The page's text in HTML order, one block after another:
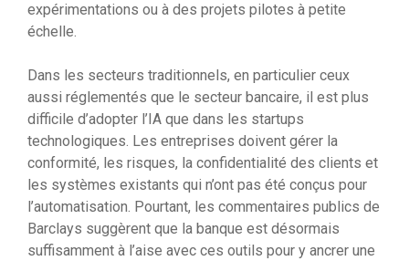
expérimentations ou à des projets pilotes à petite
échelle.
Dans les secteurs traditionnels, en particulier ceux
aussi réglementés que le secteur bancaire, il est plus
difficile d’adopter l’IA que dans les startups
technologiques. Les entreprises doivent gérer la
conformité, les risques, la confidentialité des clients et
les systèmes existants qui n’ont pas été conçus pour
l’automatisation. Pourtant, les commentaires publics de
Barclays suggèrent que la banque est désormais
suffisamment à l’aise avec ces outils pour y ancrer une